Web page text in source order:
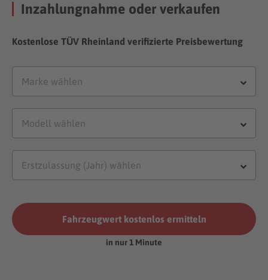
Inzahlungnahme oder verkaufen
Kostenlose TÜV Rheinland verifizierte Preisbewertung
Fahrzeugwert kostenlos ermitteln
in nur 1 Minute